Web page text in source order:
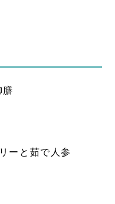
ーと茹で人参